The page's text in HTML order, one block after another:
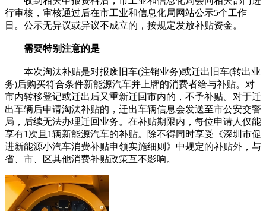
行审核，审核通过后在市工业和信息化局网站公示5个工作
日。公示无异议或异议不成立的，按规定发放补贴资金。
需要特别注意的是
本次淘汰补贴是对报废旧车(注销业务)或迁出旧车(转出业
务)后购买符合条件新能源汽车并上牌的消费者给与补贴。对
市内转移登记或迁出后又重新迁回市内的，不予补贴。对于迁
出车辆后申请淘汰补贴的，迁出车辆信息会发送至市公安交警
局，后续无法办理迁回业务。在补贴期限内，每位申请人仅能
享有1次且1辆新能源汽车的补贴。除不得同时享受《深圳市促
进新能源小汽车消费补贴申领实施细则》中规定的补贴外，与
省、市、区其他消费补贴政策互不影响。